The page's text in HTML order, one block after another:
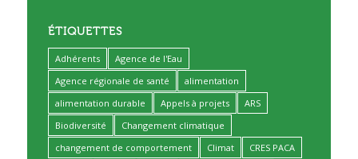
ÉTIQUETTES
Adhérents
Agence de l'Eau
Agence régionale de santé
alimentation
alimentation durable
Appels à projets
ARS
Biodiversité
Changement climatique
changement de comportement
Climat
CRES PACA